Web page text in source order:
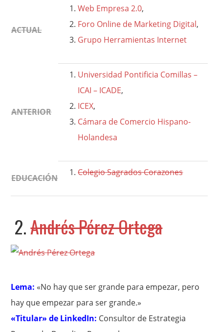
ACTUAL
Web Empresa 2.0,
Foro Online de Marketing Digital,
Grupo Herramientas Internet
ANTERIOR
Universidad Pontificia Comillas –
ICAI – ICADE,
ICEX,
Cámara de Comercio Hispano-
Holandesa
EDUCACIÓN
Colegio Sagrados Corazones
2.Andrés Pérez Ortega
Lema: «No hay que ser grande para empezar, pero
hay que empezar para ser grande.»
«Titular» de LinkedIn: Consultor de Estrategia